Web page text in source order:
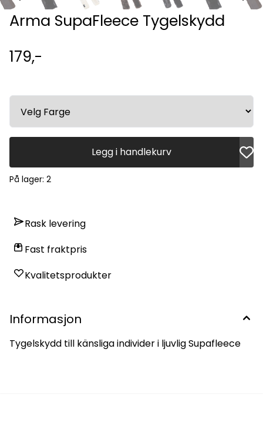
Arma SupaFleece Tygelskydd
179,-
Legg i handlekurv
På lager: 2
Rask levering
Fast fraktpris
Kvalitetsprodukter
Informasjon
Tygelskydd till känsliga individer i ljuvlig Supafleece